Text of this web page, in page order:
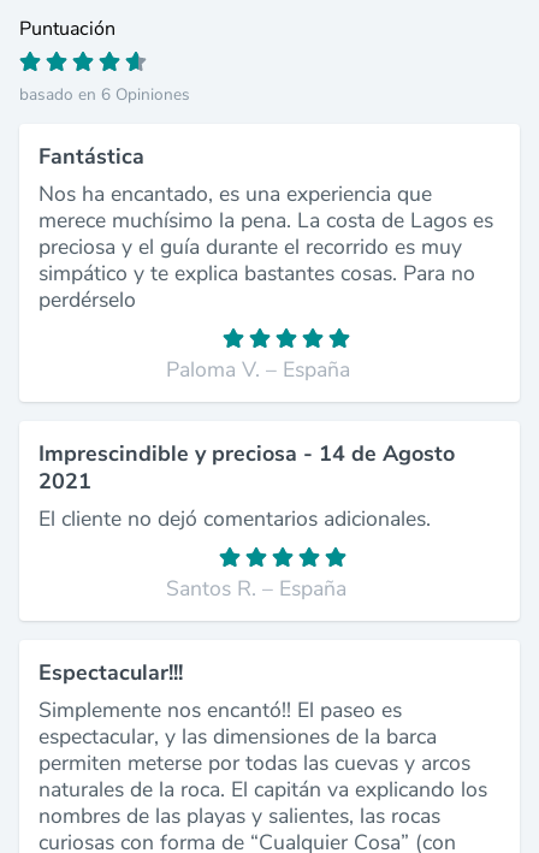
Puntuación
basado en 6 Opiniones
Fantástica
Nos ha encantado, es una experiencia que
merece muchísimo la pena. La costa de Lagos es
preciosa y el guía durante el recorrido es muy
simpático y te explica bastantes cosas. Para no
perdérselo
Paloma V. – España
Imprescindible y preciosa - 14 de Agosto
2021
El cliente no dejó comentarios adicionales.
Santos R. – España
Espectacular!!!
Simplemente nos encantó!! El paseo es
espectacular, y las dimensiones de la barca
permiten meterse por todas las cuevas y arcos
naturales de la roca. El capitán va explicando los
nombres de las playas y salientes, las rocas
curiosas con forma de “Cualquier Cosa” (con